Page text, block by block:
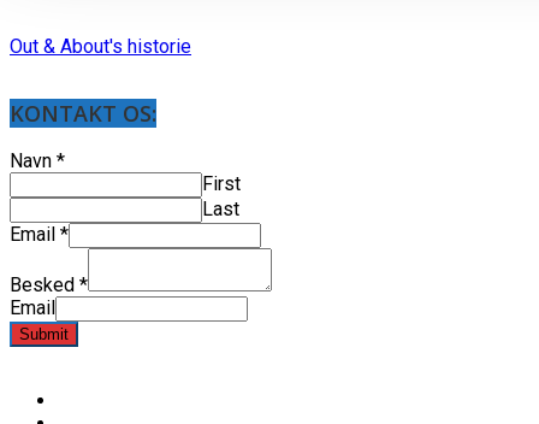
Out & About's historie
KONTAKT OS:
Navn *
First
Last
Email *
Besked *
Email
Submit